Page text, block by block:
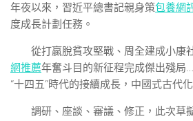
年夜以來，習近平總書記親身策包養網
度成長計劃任務。
從打贏脫貧攻堅戰、周全建成小康
網推薦年奮斗目的新征程完成傑出殘局
“十四五”時代的接續成長，中國式古代
調研、座談、審議、修正，此次草